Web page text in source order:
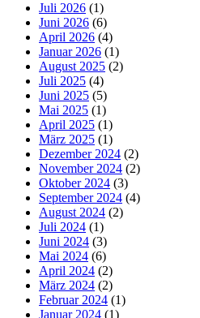
Juli 2026 (1)
Juni 2026 (6)
April 2026 (4)
Januar 2026 (1)
August 2025 (2)
Juli 2025 (4)
Juni 2025 (5)
Mai 2025 (1)
April 2025 (1)
März 2025 (1)
Dezember 2024 (2)
November 2024 (2)
Oktober 2024 (3)
September 2024 (4)
August 2024 (2)
Juli 2024 (1)
Juni 2024 (3)
Mai 2024 (6)
April 2024 (2)
März 2024 (2)
Februar 2024 (1)
Januar 2024 (1)